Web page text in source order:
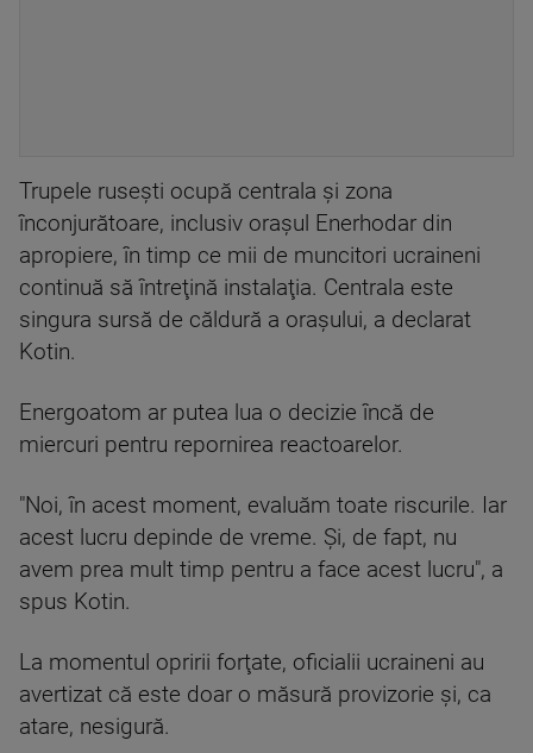
Trupele ruseşti ocupă centrala şi zona
înconjurătoare, inclusiv oraşul Enerhodar din
apropiere, în timp ce mii de muncitori ucraineni
continuă să întreţină instalaţia. Centrala este
singura sursă de căldură a oraşului, a declarat
Kotin.
Energoatom ar putea lua o decizie încă de
miercuri pentru repornirea reactoarelor.
"Noi, în acest moment, evaluăm toate riscurile. Iar
acest lucru depinde de vreme. Şi, de fapt, nu
avem prea mult timp pentru a face acest lucru", a
spus Kotin.
La momentul opririi forţate, oficialii ucraineni au
avertizat că este doar o măsură provizorie şi, ca
atare, nesigură.